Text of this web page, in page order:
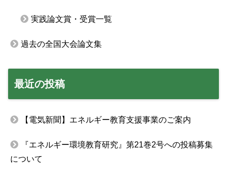
実践論文賞・受賞一覧
過去の全国大会論文集
最近の投稿
【電気新聞】エネルギー教育支援事業のご案内
『エネルギー環境教育研究』第21巻2号への投稿募集
について